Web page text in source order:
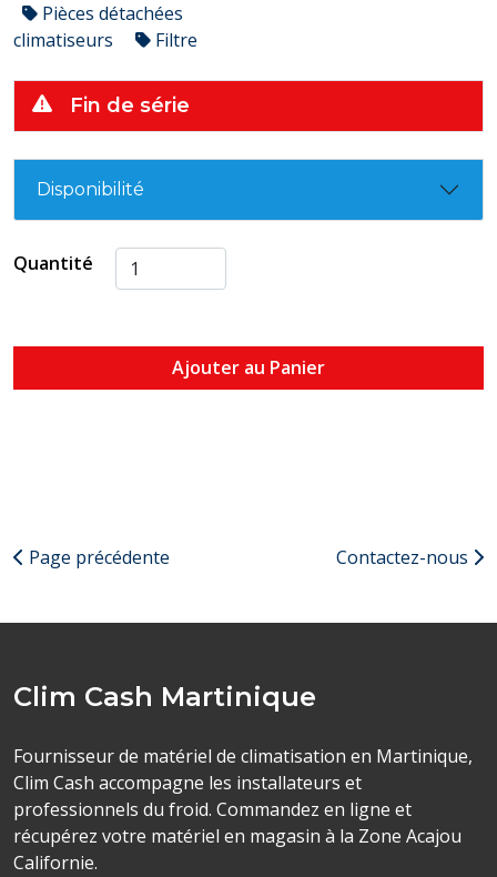
Pièces détachées
climatiseurs
Filtre
Fin de série
Disponibilité
Quantité
Ajouter au Panier
Page précédente Contactez-nous
Clim Cash Martinique
Fournisseur de matériel de climatisation en Martinique,
Clim Cash accompagne les installateurs et
professionnels du froid. Commandez en ligne et
récupérez votre matériel en magasin à la Zone Acajou
Californie.